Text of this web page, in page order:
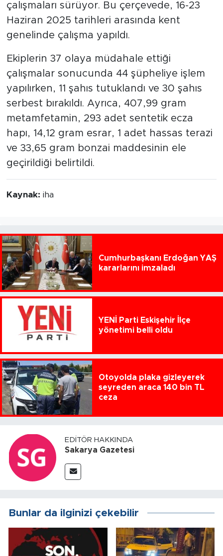
çalışmaları sürüyor. Bu çerçevede, 16-23
Haziran 2025 tarihleri arasında kent
genelinde çalışma yapıldı.
Ekiplerin 37 olaya müdahale ettiği
çalışmalar sonucunda 44 şüpheliye işlem
yapılırken, 11 şahıs tutuklandı ve 30 şahıs
serbest bırakıldı. Ayrıca, 407,99 gram
metamfetamin, 293 adet sentetik ecza
hapı, 14,12 gram esrar, 1 adet hassas terazi
ve 33,65 gram bonzai maddesinin ele
geçirildiği belirtildi.
Kaynak: iha
Cumhurbaşkanı Erdoğan YAŞ
kararlarını imzaladı
YENİ Parti Eskişehir İlçe
yönetimi belli oldu
Otoyolda plaka gizleyerek
seyreden araca 140 bin TL
ceza
EDITÖR HAKKINDA
Sakarya Gazetesi
Bunlar da ilginizi çekebilir